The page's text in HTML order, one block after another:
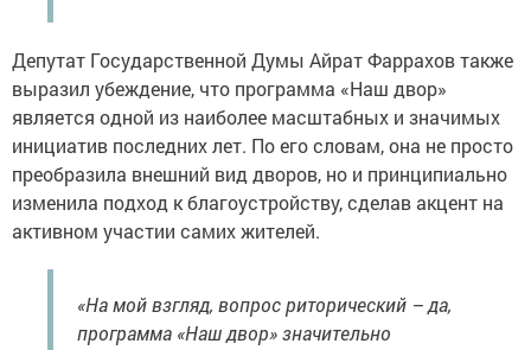
Депутат Государственной Думы Айрат Фаррахов также
выразил убеждение, что программа «Наш двор»
является одной из наиболее масштабных и значимых
инициатив последних лет. По его словам, она не просто
преобразила внешний вид дворов, но и принципиально
изменила подход к благоустройству, сделав акцент на
активном участии самих жителей.
«На мой взгляд, вопрос риторический – да,
программа «Наш двор» значительно